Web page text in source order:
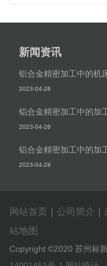
新闻资讯
铝合金精密加工中的机
2023-04-28
铝合金精密加工中的加
2023-04-28
铝合金精密加工中的加
2023-04-28
网站首页 公司简介
站地图
Copyright ©2020 苏州标